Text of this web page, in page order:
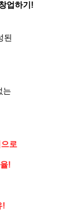
업하기!
된
는
로
!
!